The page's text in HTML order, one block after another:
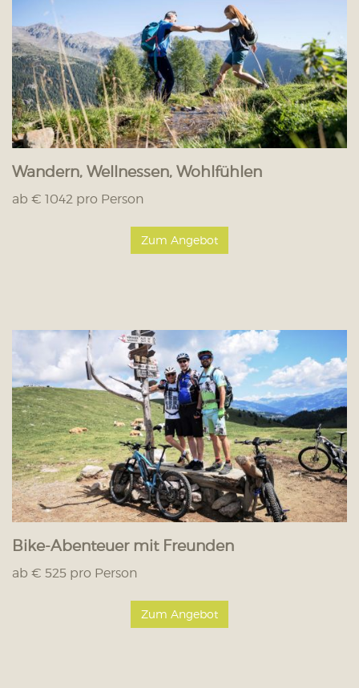
Wandern, Wellnessen, Wohlfühlen
ab € 1042 pro Person
Zum Angebot
Bike-Abenteuer mit Freunden
ab € 525 pro Person
Zum Angebot